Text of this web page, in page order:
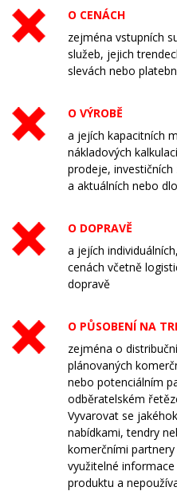
O CENÁCH
zejména vstupních
služeb, jejich
slevách nebo
O VÝROBĚ
a jejích kapacitních
nákladových
prodeje,
a aktuálních nebo
O DOPRAVĚ
a jejích
cenách včetně
dopravě
O PŮSOBENÍ NA
zejména o
plánovaných
nebo potenciálním
odběratelském
Vyvarovat se
nabídkami, tendry
komerčními
využitelné
produktu a